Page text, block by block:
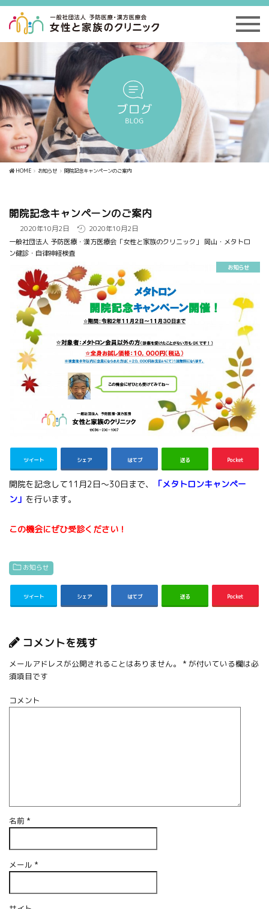
HOME お知らせ 開院記念キャンペーンのご案内
開院記念キャンペーンのご案内
2020年10月2日
2020年10月2日
一般社団法人 予防医療・漢方医療会「女性と家族のクリニック」 岡山・メタトロ
ン健診・自律神経検査
お知らせ
ツイート シェア はてブ 送る Pocket
開院を記念して11月2日～30日まで、 「メタトロンキャンペー
ン」 を行います。
この機会にぜひ受診ください！
お知らせ
ツイート シェア はてブ 送る Pocket
コメントを残す
メールアドレスが公開されることはありません。 * が付いている欄は必
須項目です
コメント
名前 *
メール *